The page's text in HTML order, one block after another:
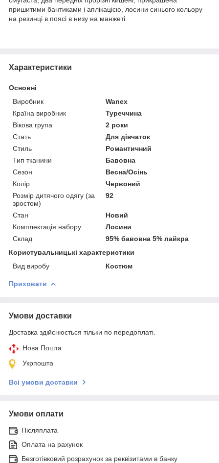
пришитими бантиками і аплікацією, лосини синього кольору
на резинці в поясі в низу на манжеті.
Характеристики
Основні
Виробник
Wanex
Країна виробник
Туреччина
Вікова група
2 роки
Стать
Для дівчаток
Стиль
Романтичний
Тип тканини
Бавовна
Сезон
Весна/Осінь
Колір
Червоний
Розмір дитячого одягу (за
зростом)
92
Стан
Новий
Комплектація набору
Лосини
Склад
95% бавовна 5% лайкра
Користувальницькі характеристики
Вид виробу
Костюм
Приховати
Умови доставки
Доставка здійснюється тільки по передоплаті.
Нова Пошта
Укрпошта
Всі умови доставки
Умови оплати
Післяплата
Оплата на рахунок
Безготівковий розрахунок за реквізитами в банку